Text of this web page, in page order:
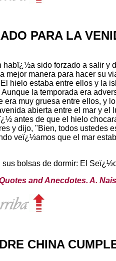
PARA LA
habï¿½a sido forzado a salir y
mejor manera para hacer su
hielo estaba entre ellos y la
la temporada era
era muy gruesa entre ellos,
abierta entre el mar y
antes de que el hielo
y dijo, "Bien, todos
veï¿½amos que el mar
bolsas de dormir: El
and Anecdotes. A.
CHINA